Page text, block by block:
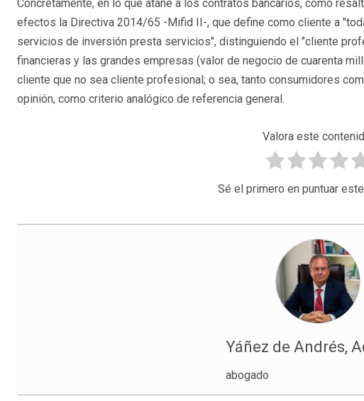
Concretamente, en lo que atañe a los contratos bancarios, como
efectos la Directiva 2014/65 -Mifid II-, que define como cliente a
servicios de inversión presta servicios", distinguiendo el "cliente
financieras y las grandes empresas (valor de negocio de cuarenta
cliente que no sea cliente profesional; o sea, tanto consumidores
opinión, como criterio analógico de referencia general.
Valora este
Sé el primero en puntuar
Yáñez de Andrés,
abogado